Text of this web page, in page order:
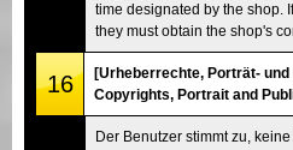
time designated by the shop.
they must obtain the shop's
16
[Urheberrechte, Porträt-
Copyrights, Portrait and
Der Benutzer stimmt zu,